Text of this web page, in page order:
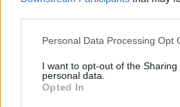
Personal Data Processing Opt
I want to opt-out of the Sharing
personal data.
Opted In